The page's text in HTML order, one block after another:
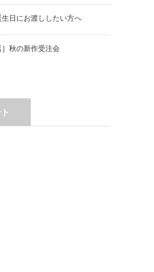
日にお渡ししたい方へ
］秋の新作受注会